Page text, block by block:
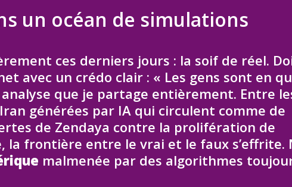
un océan de simulations
ces derniers jours : la soif de réel.
avec un crédo clair : « Les gens sont en
analyse que je partage entièrement. Entre
générées par IA qui circulent comme de
de Zendaya contre la prolifération de
la frontière entre le vrai et le faux s’effrite.
malmenée par des algorithmes